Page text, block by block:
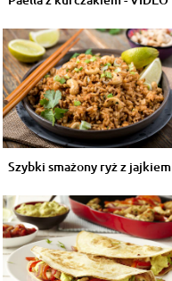
Szybki smażony ryż z jajkiem